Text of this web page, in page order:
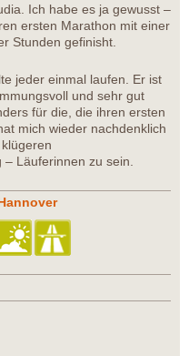
Ich habe es ja gewusst –
ersten Marathon mit einer
Stunden gefinisht.
jeder einmal laufen. Er ist
und sehr gut
für die, die ihren ersten
mich wieder nachdenklich
Läuferinnen zu sein.